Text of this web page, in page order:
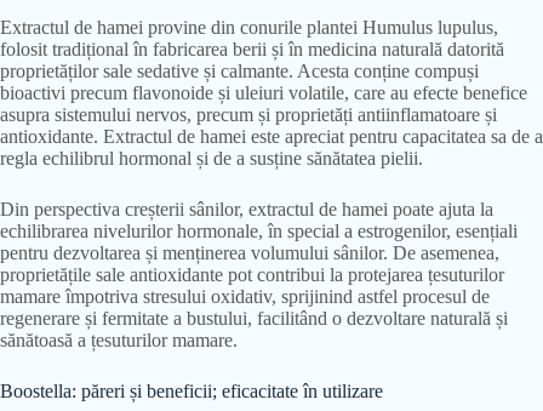
Extractul de hamei provine din conurile plantei Humulus lupulus,
folosit tradițional în fabricarea berii și în medicina naturală datorită
proprietăților sale sedative și calmante. Acesta conține compuși
bioactivi precum flavonoide și uleiuri volatile, care au efecte benefice
asupra sistemului nervos, precum și proprietăți antiinflamatoare și
antioxidante. Extractul de hamei este apreciat pentru capacitatea sa de a
regla echilibrul hormonal și de a susține sănătatea pielii.
Din perspectiva creșterii sânilor, extractul de hamei poate ajuta la
echilibrarea nivelurilor hormonale, în special a estrogenilor, esențiali
pentru dezvoltarea și menținerea volumului sânilor. De asemenea,
proprietățile sale antioxidante pot contribui la protejarea țesuturilor
mamare împotriva stresului oxidativ, sprijinind astfel procesul de
regenerare și fermitate a bustului, facilitând o dezvoltare naturală și
sănătoasă a țesuturilor mamare.
Boostella: păreri și beneficii; eficacitate în utilizare